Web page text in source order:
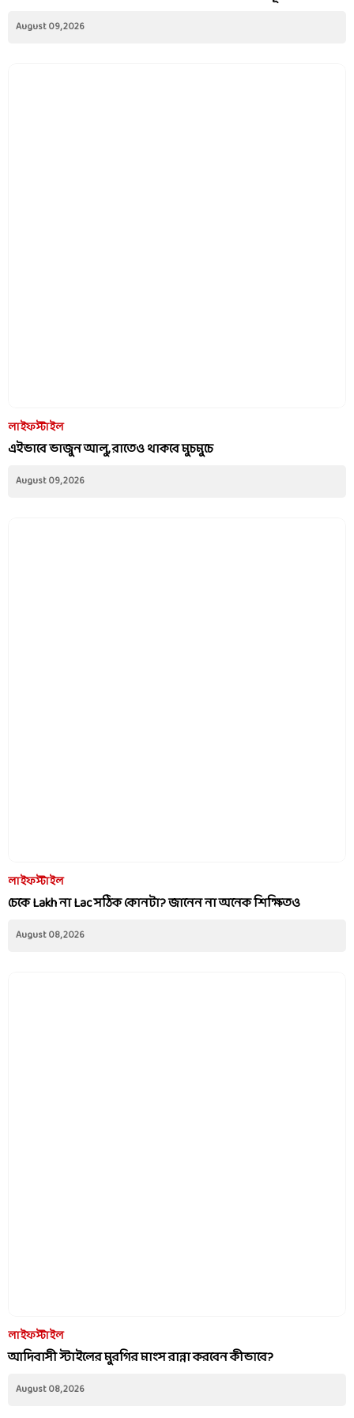
August 09, 2026
লাইফস্টাইল
এইভাবে ভাজুন আলু, রাতেও থাকবে মুচমুচে
August 09, 2026
লাইফস্টাইল
চেকে Lakh না Lac সঠিক কোনটা? জানেন না অনেক শিক্ষিতও
August 08, 2026
লাইফস্টাইল
আদিবাসী স্টাইলের মুরগির মাংস রান্না করবেন কীভাবে?
August 08, 2026